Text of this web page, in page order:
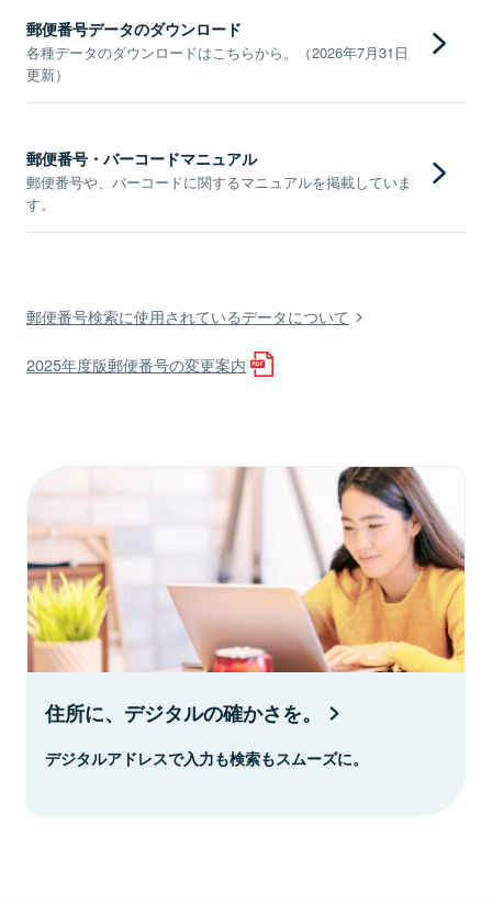
郵便番号データのダウンロード
各種データのダウンロードはこちらから。（2026年7月31日
更新）
郵便番号・バーコードマニュアル
郵便番号や、バーコードに関するマニュアルを掲載していま
す。
郵便番号検索に使用されているデータについて
2025年度版郵便番号の変更案内
住所に、デジタルの確かさを。
デジタルアドレスで入力も検索もスムーズに。